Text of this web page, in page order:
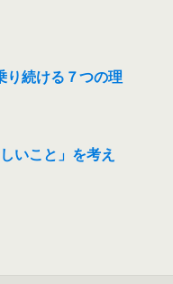
り続ける７つの理
いこと」を考え